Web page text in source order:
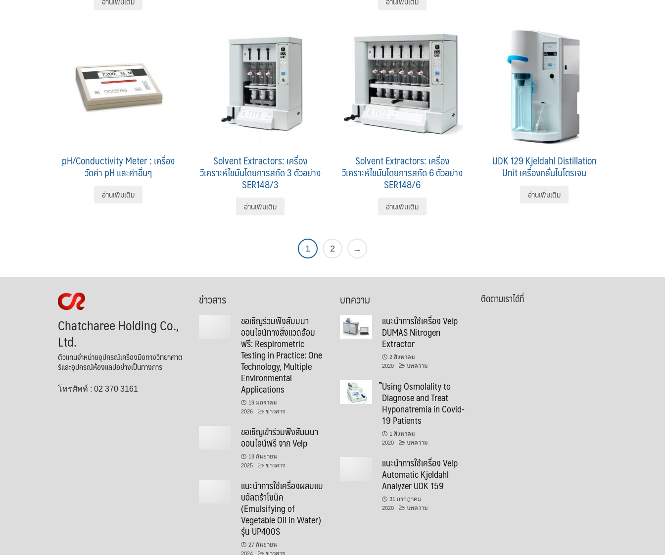
pH/Conductivity Meter : เครื่อง
วัดค่า pH และค่าอื่นๆ
อ่านเพิ่มเติม
Solvent Extractors: เครื่อง
วิเคราะห์ไขมันโดยการสกัด 3 ตัวอย่าง
SER148/3
อ่านเพิ่มเติม
Solvent Extractors: เครื่อง
วิเคราะห์ไขมันโดยการสกัด 6 ตัวอย่าง
SER148/6
อ่านเพิ่มเติม
UDK 129 Kjeldahl Distillation
Unit เครื่องกลั่นไนโตรเจน
อ่านเพิ่มเติม
1 2 →
Chatcharee Holding Co.,
Ltd.
ตัวแทนจำหน่ายอุปกรณ์เครื่องมือทางวิทยาศาต
ร์และอุปกรณ์ห้องแลปอย่างเป็นทางการ
โทรศัพท์ : 02 370 3161
ข่าวสาร
ขอเชิญร่วมฟังสัมมนา
ออนไลน์ทางสิ่งแวดล้อม
ฟรี: Respirometric
Testing in Practice: One
Technology, Multiple
Environmental
Applications
19 มกราคม
2026
ข่าวสาร
ขอเชิญเข้าร่วมฟังสัมมนา
ออนไลน์ฟรี จาก Velp
13 กันยายน
2025
ข่าวสาร
แนะนำการใช้เครื่องผสมแบ
บอัลตร้าโซนิค
(Emulsifying of
Vegetable Oil in Water)
รุ่น UP400S
27 กันยายน
2024
ข่าวสาร
บทความ
แนะนำการใช้เครื่อง Velp
DUMAS Nitrogen
Extractor
2 สิงหาคม
2020
บทความ
๊Using Osmolality to
Diagnose and Treat
Hyponatremia in Covid-
19 Patients
1 สิงหาคม
2020
บทความ
แนะนำการใช้เครื่อง Velp
Automatic Kjeldahl
Analyzer UDK 159
31 กรกฎาคม
2020
บทความ
ติดตามเราได้ที่